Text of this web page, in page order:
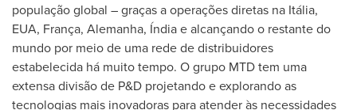
população global – graças a operações diretas na Itália,
EUA, França, Alemanha, Índia e alcançando o restante do
mundo por meio de uma rede de distribuidores
estabelecida há muito tempo. O grupo MTD tem uma
extensa divisão de P&D projetando e explorando as
tecnologias mais inovadoras para atender às necessidades